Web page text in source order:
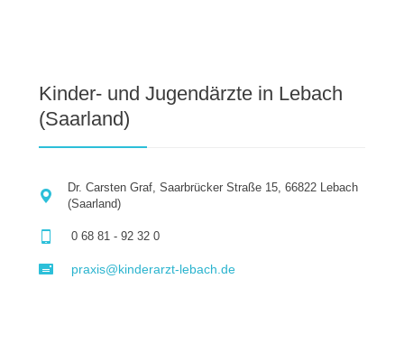
Kinder- und Jugendärzte in Lebach
(Saarland)
Dr. Carsten Graf, Saarbrücker Straße 15, 66822 Lebach
(Saarland)
0 68 81 - 92 32 0
praxis@kinderarzt-lebach.de